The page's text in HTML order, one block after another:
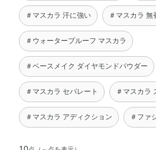
＃マスカラ 汗に強い ＃マスカラ 無
＃ウォータープルーフ マスカラ
＃ベースメイク ダイヤモンドパウダー
＃マスカラ セパレート ＃マスカラ
＃マスカラ アディクション ＃ファ